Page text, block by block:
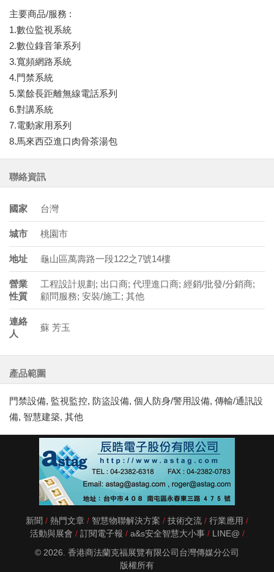
主要商品/服務 :
1.數位監視系統
2.數位錄音筆系列
3.寬頻網路系統
4.門禁系統
5.業餘長距離無線電話系列
6.對講系統
7.電動家用系列
8.馬來西亞進口肉骨茶湯包
聯絡資訊
國家 台灣
城市 桃園市
地址 龜山區萬壽路一段122之7號14樓
營業
性質
工程設計規劃; 出口商; 代理進口商; 經銷/批發/分銷商;
顧問服務; 安裝/施工; 其他
連絡
人
蘇 芳玉
產品範圍
門禁設備, 監視監控, 防盜設備, 個人防身/警用設備, 傳輸/通訊設
備, 智慧建築, 其他
新聞 熱門文章 智慧物聯解決方案 技術交流
行業應用
活動與展會
訂閱電子報 a&s安全智慧大小事
LINE@
© 2026. 香港商法蘭克福展覽有限公司台灣傳媒分公司
版權所有